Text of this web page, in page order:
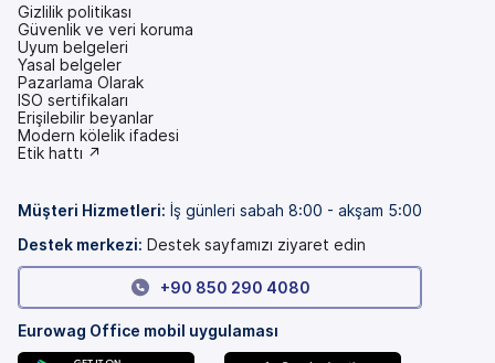
Gizlilik politikası
Güvenlik ve veri koruma
Uyum belgeleri
Yasal belgeler
Pazarlama Olarak
ISO sertifikaları
Erişilebilir beyanlar
(yeni
bir
Modern kölelik ifadesi
(yeni
Etik hattı ↗
Müşteri Hizmetleri: İş günleri sabah 8:00 - akşam 5:00
Destek merkezi: Destek sayfamızı ziyaret edin
+90 850 290 4080
Eurowag Office mobil uygulaması